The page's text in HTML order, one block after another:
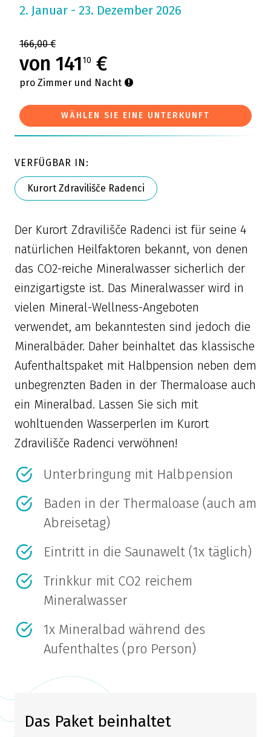
2. Januar - 23. Dezember 2026
166,00 €
von 14110 €
pro Zimmer und Nacht
WÄHLEN SIE EINE UNTERKUNFT
VERFÜGBAR IN:
Kurort Zdravilišče Radenci
Der Kurort Zdravilišče Radenci ist für seine 4
natürlichen Heilfaktoren bekannt, von denen
das CO2-reiche Mineralwasser sicherlich der
einzigartigste ist. Das Mineralwasser wird in
vielen Mineral-Wellness-Angeboten
verwendet, am bekanntesten sind jedoch die
Mineralbäder. Daher beinhaltet das klassische
Aufenthaltspaket mit Halbpension neben dem
unbegrenzten Baden in der Thermaloase auch
ein Mineralbad. Lassen Sie sich mit
wohltuenden Wasserperlen im Kurort
Zdravilišče Radenci verwöhnen!
Unterbringung mit Halbpension
Baden in der Thermaloase (auch am
Abreisetag)
Eintritt in die Saunawelt (1x täglich)
Trinkkur mit CO2 reichem
Mineralwasser
1x Mineralbad während des
Aufenthaltes (pro Person)
Das Paket beinhaltet